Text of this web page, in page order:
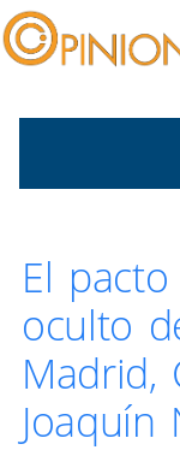
El
oculto
Madrid,
Joaquín